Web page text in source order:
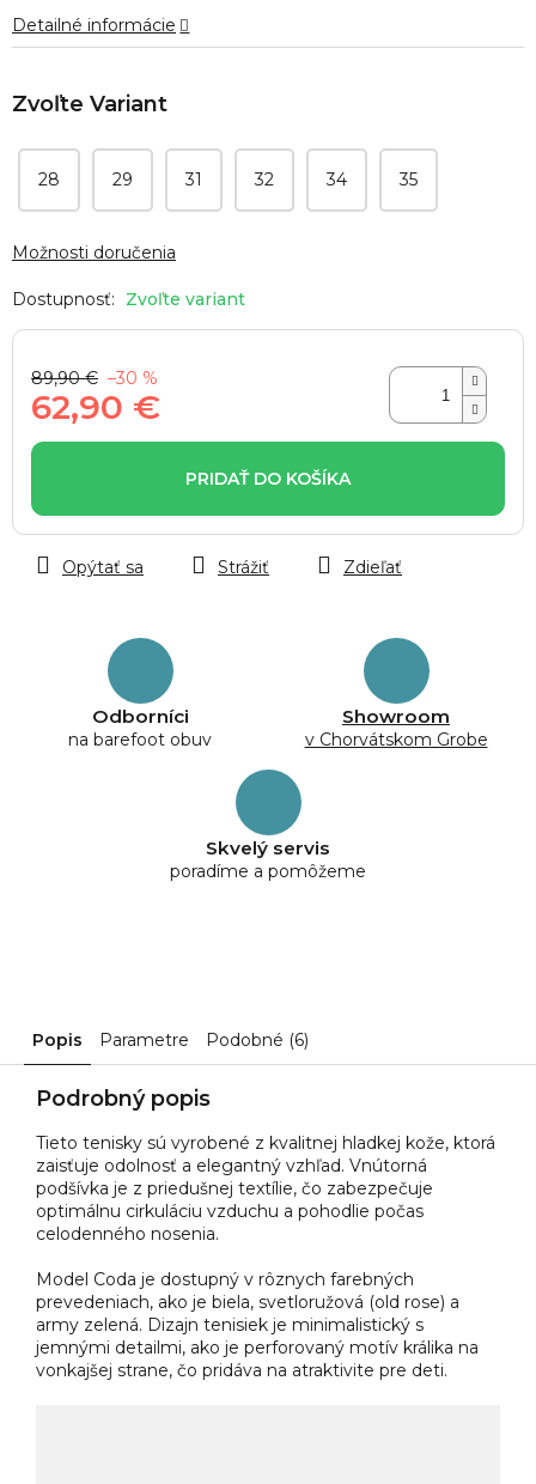
Zvoľte variant
28 29 31 32 34 35
Možnosti doručenia
89,90 € –30 %
62,90 €
Jednotková
PRIDAŤ DO KOŠÍKA
Odborníci
na barefoot obuv
Showroom
v Chorvátskom Grobe
Skvelý servis
poradíme a pomôžeme
Detailné informácie
Opýtať sa Strážiť Zdieľať
Popis Parametre Podobné (6)
Podrobný popis
Tieto tenisky sú vyrobené z kvalitnej hladkej kože, ktorá
zaisťuje odolnosť a elegantný vzhľad. Vnútorná
podšívka je z priedušnej textílie, čo zabezpečuje
optimálnu cirkuláciu vzduchu a pohodlie počas
celodenného nosenia.
Model Coda je dostupný v rôznych farebných
prevedeniach, ako je biela, svetloružová (old rose) a
army zelená. Dizajn tenisiek je minimalistický s
jemnými detailmi, ako je perforovaný motív králika na
vonkajšej strane, čo pridáva na atraktivite pre deti.